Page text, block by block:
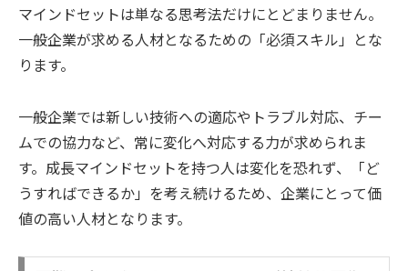
マインドセットは単なる思考法だけにとどまりません。
一般企業が求める人材となるための「必須スキル」とな
ります。
一般企業では新しい技術への適応やトラブル対応、チー
ムでの協力など、常に変化へ対応する力が求められま
す。成長マインドセットを持つ人は変化を恐れず、「ど
うすればできるか」を考え続けるため、企業にとって価
値の高い人材となります。